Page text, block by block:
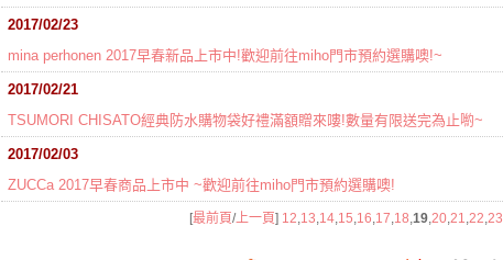
2017/02/23
mina perhonen 2017早春新品上市中!歡迎前往miho門市預約選購噢!~
2017/02/21
TSUMORI CHISATO經典防水購物袋好禮滿額贈來嘍!數量有限送完為止喲~
2017/02/03
ZUCCa 2017早春商品上市中 ~歡迎前往miho門市預約選購噢!
[最前頁/上一頁] 12 13 14 15 16 17 18 19 20 21 22 23